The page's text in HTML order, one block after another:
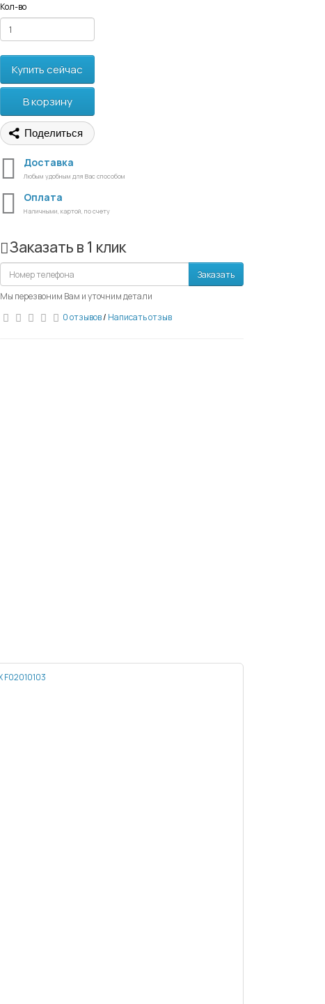
Кол-во
Купить сейчас
В корзину
Поделиться
Доставка
Любым удобным для Вас способом
Оплата
Наличными, картой, по счету
Заказать в 1 клик
Заказать
Мы перезвоним Вам и уточним детали
0 отзывов/ Написать отзыв